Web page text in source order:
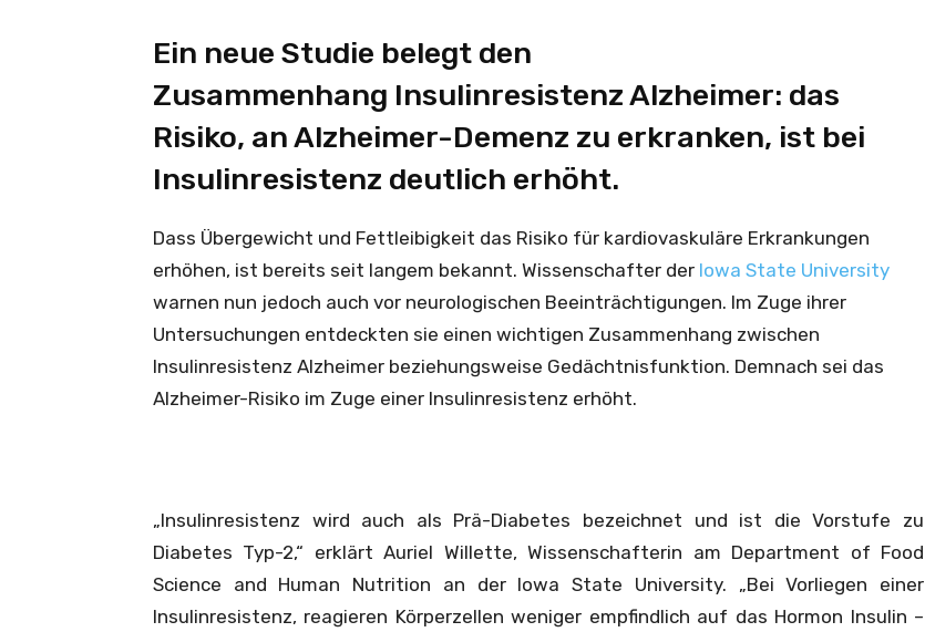
Ein neue Studie belegt den
Zusammenhang Insulinresistenz Alzheimer: das
Risiko, an Alzheimer-Demenz zu erkranken, ist bei
Insulinresistenz deutlich erhöht.
Dass Übergewicht und Fettleibigkeit das Risiko für kardiovaskuläre Erkrankungen
erhöhen, ist bereits seit langem bekannt. Wissenschafter der Iowa State University
warnen nun jedoch auch vor neurologischen Beeinträchtigungen. Im Zuge ihrer
Untersuchungen entdeckten sie einen wichtigen Zusammenhang zwischen
Insulinresistenz Alzheimer beziehungsweise Gedächtnisfunktion. Demnach sei das
Alzheimer-Risiko im Zuge einer Insulinresistenz erhöht.
„Insulinresistenz wird auch als Prä-Diabetes bezeichnet und ist die Vorstufe zu
Diabetes Typ-2,“ erklärt Auriel Willette, Wissenschafterin am Department of Food
Science and Human Nutrition an der Iowa State University. „Bei Vorliegen einer
Insulinresistenz, reagieren Körperzellen weniger empfindlich auf das Hormon Insulin –